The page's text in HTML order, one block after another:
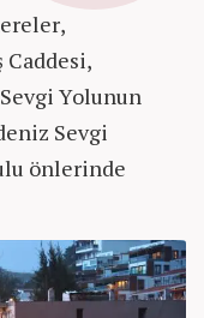
Caddesi,
Yolunun
Sevgi
önlerinde